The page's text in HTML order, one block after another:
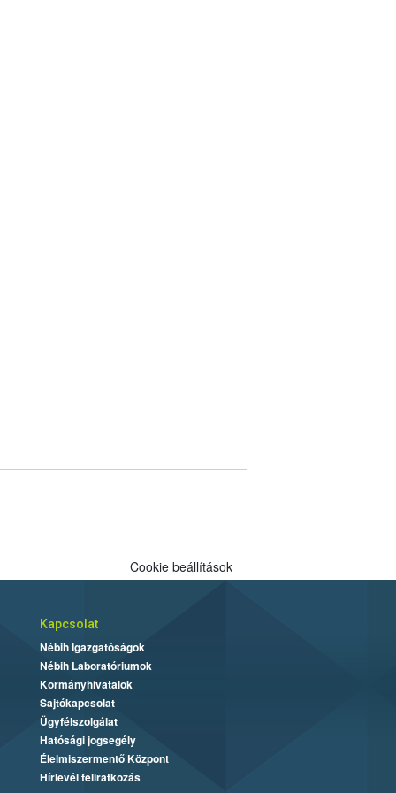
Cookie beállítások
Kapcsolat
Nébih Igazgatóságok
Nébih Laboratóriumok
Kormányhivatalok
Sajtókapcsolat
Ügyfélszolgálat
Hatósági jogsegély
Élelmiszermentő Központ
Hírlevél feliratkozás